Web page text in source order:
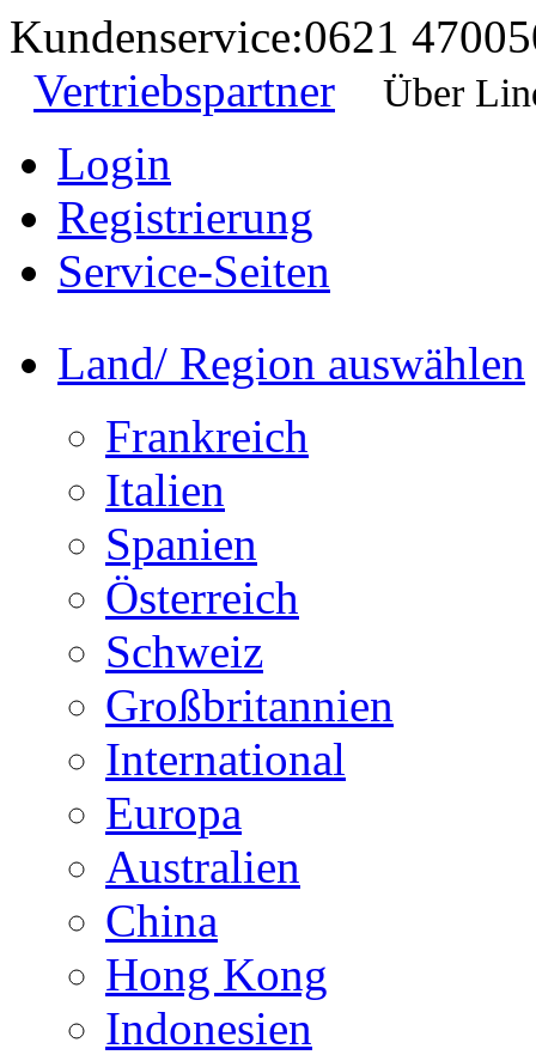
Kundenservice:0621
Vertriebspartner
Über
Login
Registrierung
Service-Seiten
Land/ Region auswählen
Frankreich
Italien
Spanien
Österreich
Schweiz
Großbritannien
International
Europa
Australien
China
Hong Kong
Indonesien